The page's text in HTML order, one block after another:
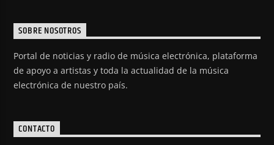
SOBRE NOSOTROS
Portal de noticias y radio de música electrónica, plataforma
de apoyo a artistas y toda la actualidad de la música
electrónica de nuestro país.
CONTACTO